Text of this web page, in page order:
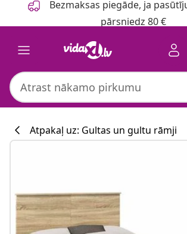
Bezmaksas piegāde, ja
pārsniedz 80 €
Atpakaļ uz: Gultas un gultu rāmji